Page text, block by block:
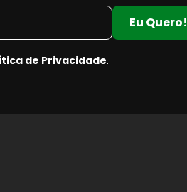
Eu Quero!
de Privacidade.